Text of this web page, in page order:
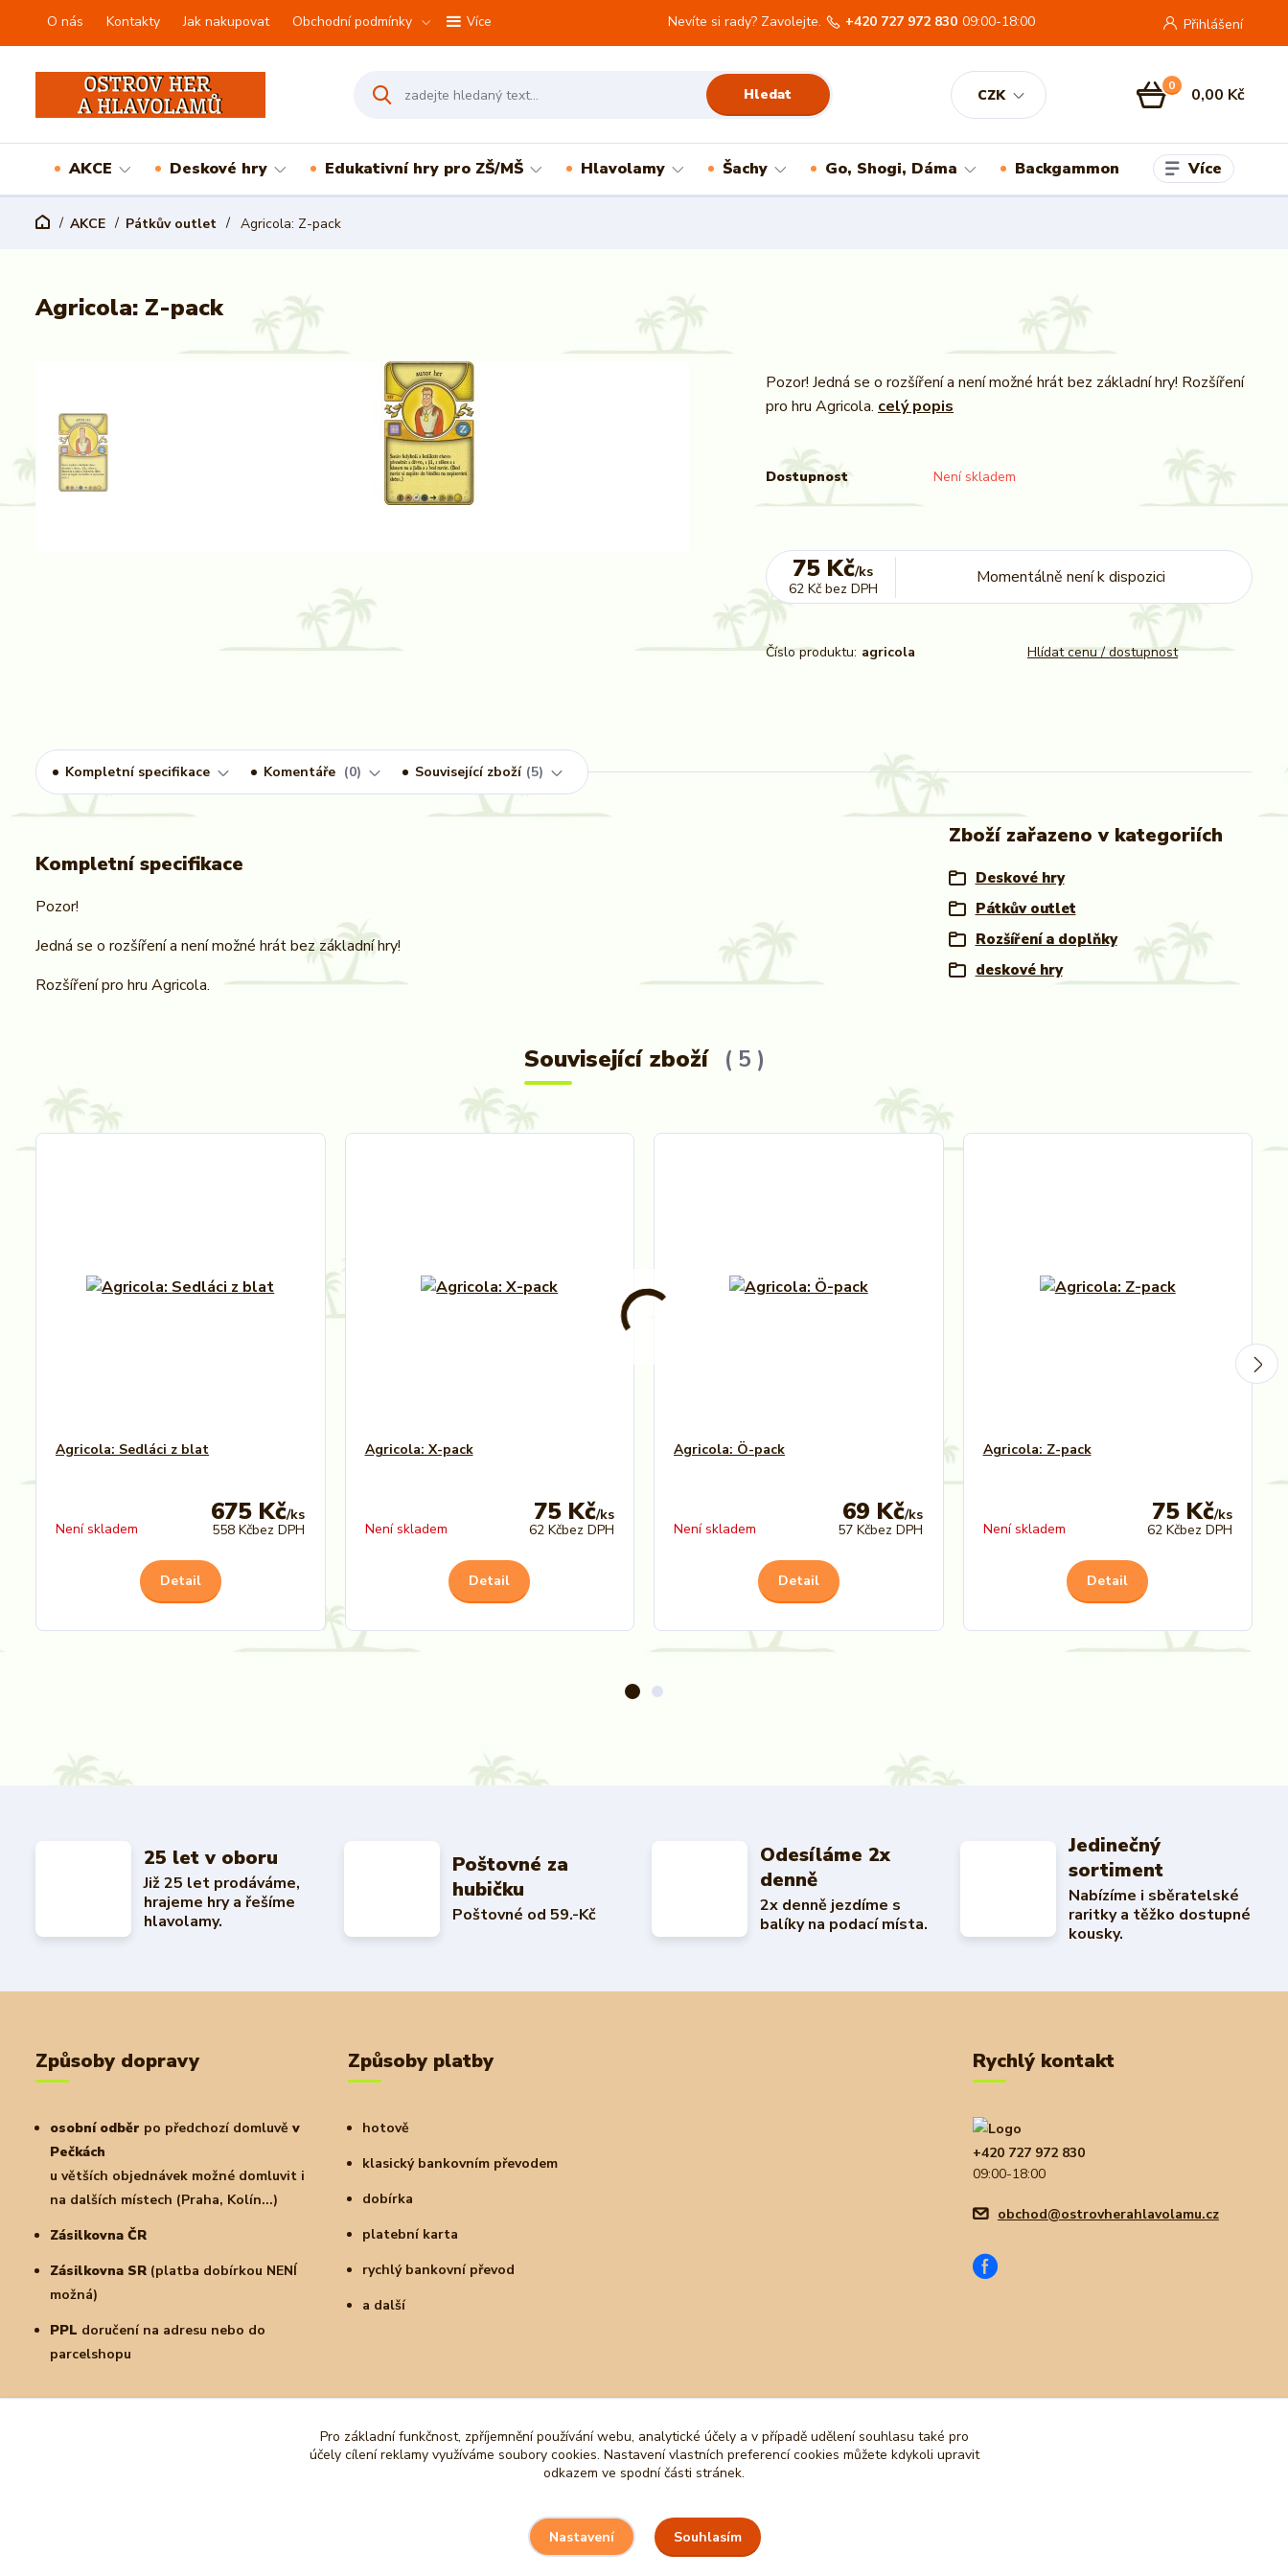
O nás Kontakty Jak nakupovat Obchodní podmínky Více
CZK
Přihlášení
Hledat
Nevíte si rady? Zavolejte. +420 727 972 830 09:00-18:00
0 0,00 Kč
AKCE Deskové hry Edukativní hry pro ZŠ/MŠ Hlavolamy Šachy Go, Shogi, Dáma Backgammon Více
AKCE Pátkův outlet Agricola: Z-pack
Agricola: Z-pack
Pozor! Jedná se o rozšíření a není možné hrát bez základní hry! Rozšíření
pro hru Agricola. celý popis
Dostupnost Není skladem
75 Kč/ks
62 Kč bez DPH
Momentálně není k dispozici
Číslo produktu: agricola Hlídat cenu / dostupnost
Kompletní specifikace Komentáře 0 Související zboží 5
Kompletní specifikace
Pozor!
Jedná se o rozšíření a není možné hrát bez základní hry!
Rozšíření pro hru Agricola.
Zboží zařazeno v kategoriích
Deskové hry
Pátkův outlet
Rozšíření a doplňky
deskové hry
Související zboží 5
Agricola: Sedláci z blat
675 Kč/ks
558 Kčbez DPH
Není skladem
Detail
Agricola: X-pack
75 Kč/ks
62 Kčbez DPH
Není skladem
Detail
Agricola: Ö-pack
69 Kč/ks
57 Kčbez DPH
Není skladem
Detail
Agricola: Z-pack
75 Kč/ks
62 Kčbez DPH
Není skladem
Detail
25 let v oboru
Již 25 let prodáváme,
hrajeme hry a řešíme
hlavolamy.
Poštovné za
hubičku
Poštovné od 59.-Kč
Odesíláme 2x
denně
2x denně jezdíme s
balíky na podací místa.
Jedinečný
sortiment
Nabízíme i sběratelské
raritky a těžko dostupné
kousky.
Způsoby dopravy
osobní odběr po předchozí domluvě v
Pečkách
u větších objednávek možné domluvit i
na dalších místech (Praha, Kolín...)
Zásilkovna ČR
Zásilkovna SR (platba dobírkou NENÍ
možná)
PPL doručení na adresu nebo do
parcelshopu
Způsoby platby
hotově
klasický bankovním převodem
dobírka
platební karta
rychlý bankovní převod
a další
Rychlý kontakt
+420 727 972 830
09:00-18:00
obchod@ostrovherahlavolamu.cz
Pro základní funkčnost, zpříjemnění používání webu, analytické účely a v případě udělení souhlasu také pro
účely cílení reklamy využíváme soubory cookies. Nastavení vlastních preferencí cookies můžete kdykoli upravit
odkazem ve spodní části stránek.
Nastavení Souhlasím